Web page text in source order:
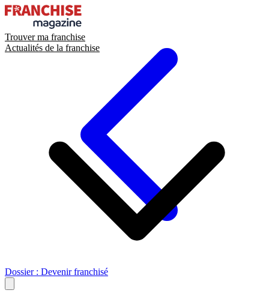
Trouver ma franchise
Actualités de la franchise
Dossier : Devenir franchisé